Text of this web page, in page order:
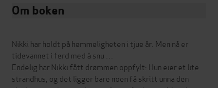
Om boken
Nikki har holdt på hemmeligheten i tjue år. Men nå er
tidevannet i ferd med å snu …
Endelig har Nikki fått drømmen oppfylt: Hun eier et lite
strandhus, og det ligger bare noen få skritt unna den